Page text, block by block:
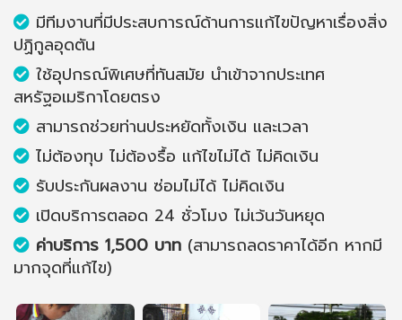
มีทีมงานที่มีประสบการณ์ด้านการแก้ไขปัญหาเรื่องสิ่ง
ปฏิกูลอุดตัน
ใช้อุปกรณ์พิเศษที่ทันสมัย นำเข้าจากประเทศ
สหรัฐอเมริกาโดยตรง
สามารถช่วยท่านประหยัดทั้งเงิน และเวลา
ไม่ต้องทุบ ไม่ต้องรื้อ แก้ไขไม่ได้ ไม่คิดเงิน
รับประกันผลงาน ซ่อมไม่ได้ ไม่คิดเงิน
เปิดบริการตลอด 24 ชั่วโมง ไม่เว้นวันหยุด
ค่าบริการ 1,500 บาท (สามารถลดราคาได้อีก หากมี
มากจุดที่แก้ไข)